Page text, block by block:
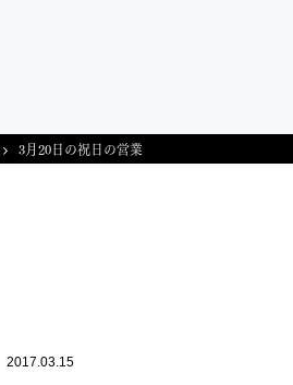
3月20日の祝日の営業
2017.03.15